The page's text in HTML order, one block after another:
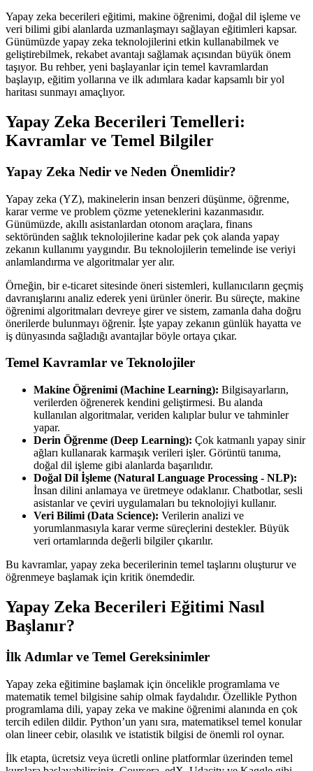
Yapay zeka becerileri eğitimi, makine öğrenimi, doğal dil işleme ve
veri bilimi gibi alanlarda uzmanlaşmayı sağlayan eğitimleri kapsar.
Günümüzde yapay zeka teknolojilerini etkin kullanabilmek ve
geliştirebilmek, rekabet avantajı sağlamak açısından büyük önem
taşıyor. Bu rehber, yeni başlayanlar için temel kavramlardan
başlayıp, eğitim yollarına ve ilk adımlara kadar kapsamlı bir yol
haritası sunmayı amaçlıyor.
Yapay Zeka Becerileri Temelleri:
Kavramlar ve Temel Bilgiler
Yapay Zeka Nedir ve Neden Önemlidir?
Yapay zeka (YZ), makinelerin insan benzeri düşünme, öğrenme,
karar verme ve problem çözme yeteneklerini kazanmasıdır.
Günümüzde, akıllı asistanlardan otonom araçlara, finans
sektöründen sağlık teknolojilerine kadar pek çok alanda yapay
zekanın kullanımı yaygındır. Bu teknolojilerin temelinde ise veriyi
anlamlandırma ve algoritmalar yer alır.
Örneğin, bir e-ticaret sitesinde öneri sistemleri, kullanıcıların geçmiş
davranışlarını analiz ederek yeni ürünler önerir. Bu süreçte, makine
öğrenimi algoritmaları devreye girer ve sistem, zamanla daha doğru
önerilerde bulunmayı öğrenir. İşte yapay zekanın günlük hayatta ve
iş dünyasında sağladığı avantajlar böyle ortaya çıkar.
Temel Kavramlar ve Teknolojiler
Makine Öğrenimi (Machine Learning): Bilgisayarların,
verilerden öğrenerek kendini geliştirmesi. Bu alanda
kullanılan algoritmalar, veriden kalıplar bulur ve tahminler
yapar.
Derin Öğrenme (Deep Learning): Çok katmanlı yapay sinir
ağları kullanarak karmaşık verileri işler. Görüntü tanıma,
doğal dil işleme gibi alanlarda başarılıdır.
Doğal Dil İşleme (Natural Language Processing - NLP):
İnsan dilini anlamaya ve üretmeye odaklanır. Chatbotlar, sesli
asistanlar ve çeviri uygulamaları bu teknolojiyi kullanır.
Veri Bilimi (Data Science): Verilerin analizi ve
yorumlanmasıyla karar verme süreçlerini destekler. Büyük
veri ortamlarında değerli bilgiler çıkarılır.
Bu kavramlar, yapay zeka becerilerinin temel taşlarını oluşturur ve
öğrenmeye başlamak için kritik önemdedir.
Yapay Zeka Becerileri Eğitimi Nasıl
Başlanır?
İlk Adımlar ve Temel Gereksinimler
Yapay zeka eğitimine başlamak için öncelikle programlama ve
matematik temel bilgisine sahip olmak faydalıdır. Özellikle Python
programlama dili, yapay zeka ve makine öğrenimi alanında en çok
tercih edilen dildir. Python’un yanı sıra, matematiksel temel konular
olan lineer cebir, olasılık ve istatistik bilgisi de önemli rol oynar.
İlk etapta, ücretsiz veya ücretli online platformlar üzerinden temel